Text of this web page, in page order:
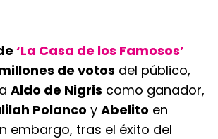
‘La Casa de los Famosos’
de votos del público,
Aldo de Nigris como ganador,
Polanco y Abelito en
embargo, tras el éxito del